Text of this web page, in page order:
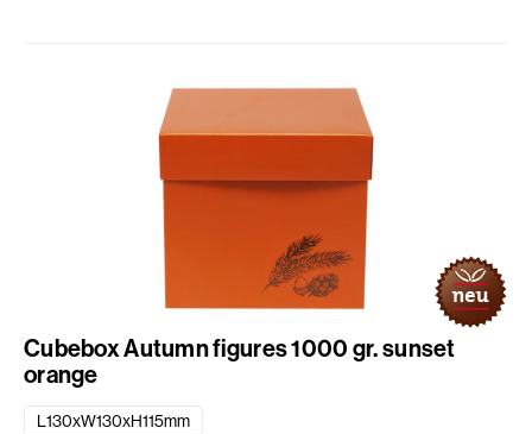
Cubebox Autumn figures 1000 gr. sunset
orange
L130xW130xH115mm